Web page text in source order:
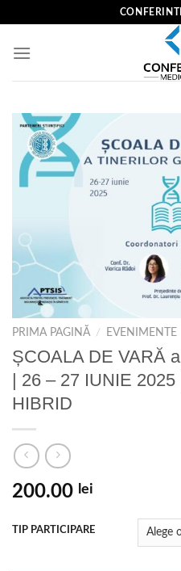
content
PRIMA PAGINĂ / EVENIMENTE
ȘCOALA DE VARĂ
| 26 – 27 IUNIE
HIBRID
200.00 lei
TIP PARTICIPARE